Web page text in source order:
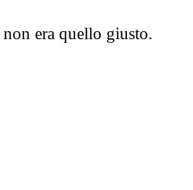
era quello giusto.